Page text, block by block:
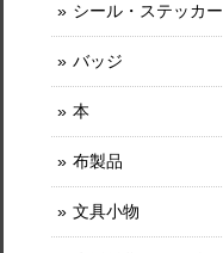
シール・ステッカー
バッジ
本
布製品
文具小物